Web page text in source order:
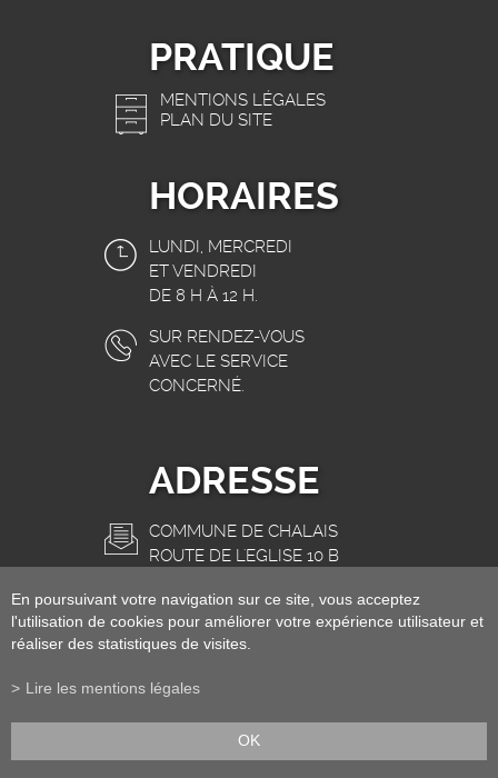
PRATIQUE
MENTIONS LÉGALES
PLAN DU SITE
HORAIRES
LUNDI, MERCREDI
ET VENDREDI
DE 8 H À 12 H.
SUR RENDEZ-VOUS
AVEC LE SERVICE
CONCERNÉ.
ADRESSE
COMMUNE DE CHALAIS
ROUTE DE L'EGLISE 10 B
INFO@CHALAIS.CH
En poursuivant votre navigation sur ce site, vous acceptez
l'utilisation de cookies pour améliorer votre expérience utilisateur et
réaliser des statistiques de visites.
Lire les mentions légales
OK